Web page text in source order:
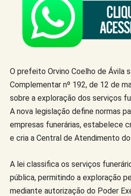
O prefeito Orvino Coelho de Ávila
Complementar nº 192, de 12 de
sobre a exploração dos serviços
A nova legislação define normas
empresas funerárias, estabelece
e cria a Central de Atendimento
A lei classifica os serviços
pública, permitindo a exploração
mediante autorização do Poder